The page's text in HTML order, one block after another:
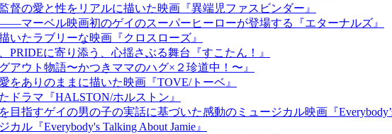
督の愛と性をリアルに描いた映画『異端児ファスビンダー』
マーベル映画初のゲイのスーパーヒーローが登場する『エターナルズ』
いたラブリーな映画『クロスローズ』
PRIDEに寄り添う、心揺さぶる舞台『すこたん！』
ウト物語〜かつきママのハグ×２珍道中！〜』
をありのままに描いた映画『TOVE/トーベ』
ドラマ『HALSTON/ホルストン』
指すゲイの男の子の実話に基づいた感動のミュージカル映画『Everybody’s
ル『Everybody's Talking About Jamie』